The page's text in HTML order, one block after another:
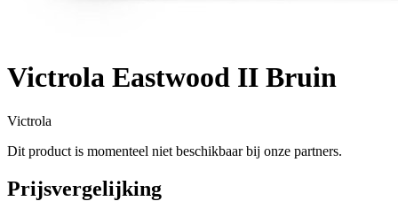
Victrola Eastwood II Bruin
Victrola
Dit product is momenteel niet beschikbaar bij onze partners.
Prijsvergelijking